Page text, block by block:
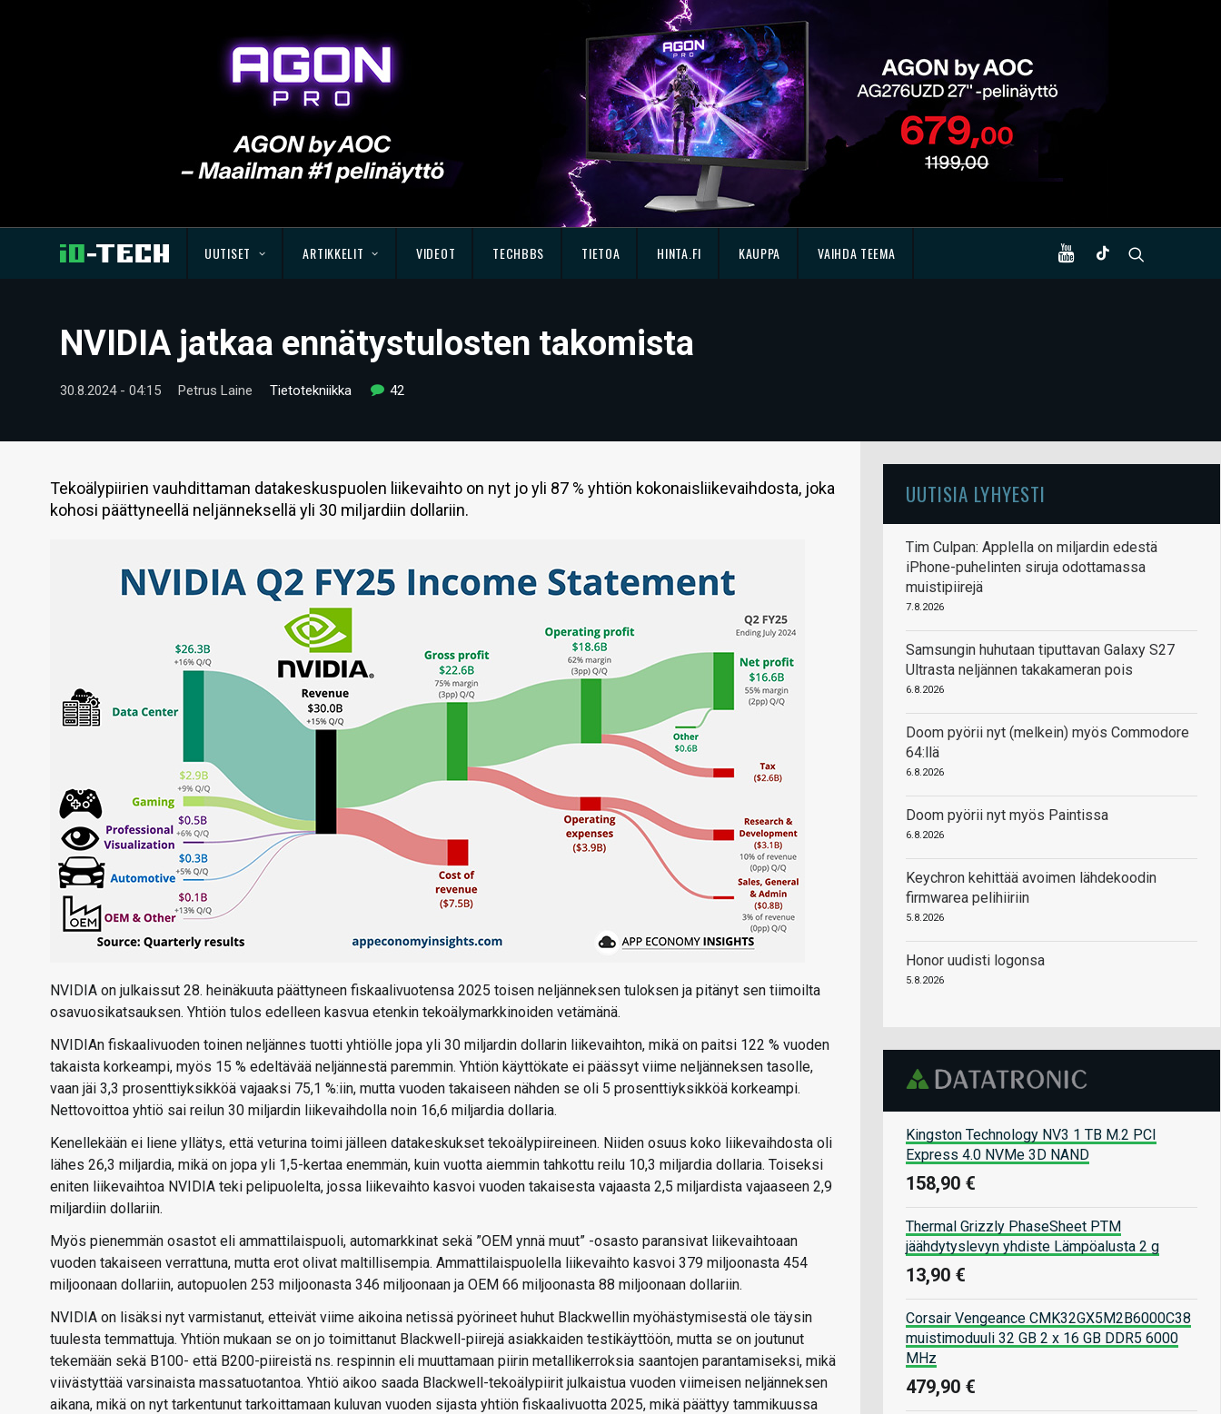
UUTISET ARTIKKELIT VIDEOT TECHBBS TIETOA HINTA.FI KAUPPA VAIHDA TEEMA
NVIDIA jatkaa ennätystulosten takomista
30.8.2024 - 04:15 Petrus Laine Tietotekniikka 42
Tekoälypiirien vauhdittaman datakeskuspuolen liikevaihto on nyt jo yli 87 % yhtiön kokonaisliikevaihdosta, joka
kohosi päättyneellä neljänneksellä yli 30 miljardiin dollariin.
NVIDIA on julkaissut 28. heinäkuuta päättyneen fiskaalivuotensa 2025 toisen neljänneksen tuloksen ja pitänyt sen tiimoilta
osavuosikatsauksen. Yhtiön tulos edelleen kasvua etenkin tekoälymarkkinoiden vetämänä.
NVIDIAn fiskaalivuoden toinen neljännes tuotti yhtiölle jopa yli 30 miljardin dollarin liikevaihton, mikä on paitsi 122 % vuoden
takaista korkeampi, myös 15 % edeltävää neljännestä paremmin. Yhtiön käyttökate ei päässyt viime neljänneksen tasolle,
vaan jäi 3,3 prosenttiyksikköä vajaaksi 75,1 %:iin, mutta vuoden takaiseen nähden se oli 5 prosenttiyksikköä korkeampi.
Nettovoittoa yhtiö sai reilun 30 miljardin liikevaihdolla noin 16,6 miljardia dollaria.
Kenellekään ei liene yllätys, että veturina toimi jälleen datakeskukset tekoälypiireineen. Niiden osuus koko liikevaihdosta oli
lähes 26,3 miljardia, mikä on jopa yli 1,5-kertaa enemmän, kuin vuotta aiemmin tahkottu reilu 10,3 miljardia dollaria. Toiseksi
eniten liikevaihtoa NVIDIA teki pelipuolelta, jossa liikevaihto kasvoi vuoden takaisesta vajaasta 2,5 miljardista vajaaseen 2,9
miljardiin dollariin.
Myös pienemmän osastot eli ammattilaispuoli, automarkkinat sekä ”OEM ynnä muut” -osasto paransivat liikevaihtoaan
vuoden takaiseen verrattuna, mutta erot olivat maltillisempia. Ammattilaispuolella liikevaihto kasvoi 379 miljoonasta 454
miljoonaan dollariin, autopuolen 253 miljoonasta 346 miljoonaan ja OEM 66 miljoonasta 88 miljoonaan dollariin.
NVIDIA on lisäksi nyt varmistanut, etteivät viime aikoina netissä pyörineet huhut Blackwellin myöhästymisestä ole täysin
tuulesta temmattuja. Yhtiön mukaan se on jo toimittanut Blackwell-piirejä asiakkaiden testikäyttöön, mutta se on joutunut
tekemään sekä B100- että B200-piireistä ns. respinnin eli muuttamaan piirin metallikerroksia saantojen parantamiseksi, mikä
viivästyttää varsinaista massatuotantoa. Yhtiö aikoo saada Blackwell-tekoälypiirit julkaistua vuoden viimeisen neljänneksen
aikana, mikä on nyt tarkentunut tarkoittamaan kuluvan vuoden sijasta yhtiön fiskaalivuotta 2025, mikä päättyy tammikuussa
UUTISIA LYHYESTI
Tim Culpan: Applella on miljardin edestä
iPhone-puhelinten siruja odottamassa
muistipiirejä
7.8.2026
Samsungin huhutaan tiputtavan Galaxy S27
Ultrasta neljännen takakameran pois
6.8.2026
Doom pyörii nyt (melkein) myös Commodore
64:llä
6.8.2026
Doom pyörii nyt myös Paintissa
6.8.2026
Keychron kehittää avoimen lähdekoodin
firmwarea pelihiiriin
5.8.2026
Honor uudisti logonsa
5.8.2026
Kingston Technology NV3 1 TB M.2 PCI
Express 4.0 NVMe 3D NAND
158,90 €
Thermal Grizzly PhaseSheet PTM
jäähdytyslevyn yhdiste Lämpöalusta 2 g
13,90 €
Corsair Vengeance CMK32GX5M2B6000C38
muistimoduuli 32 GB 2 x 16 GB DDR5 6000
MHz
479,90 €